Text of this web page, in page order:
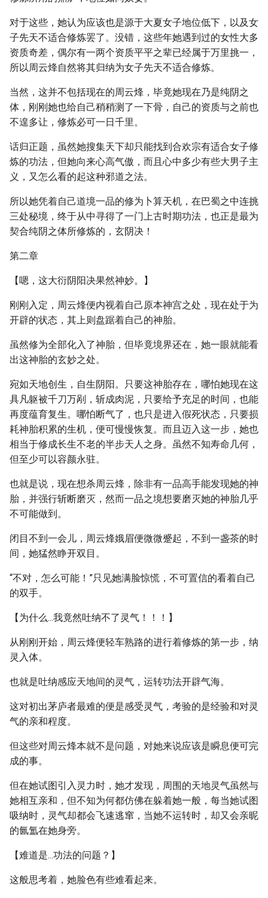
对于这些，她认为应该也是源于大夏女子地位低下，以及女
子先天不适合修炼罢了。没错，这些年她遇到过的女性大多
资质奇差，偶尔有一两个资质平平之辈已经属于万里挑一，
所以周云烽自然将其归纳为女子先天不适合修炼。
当然，这并不包括现在的周云烽，毕竟她现在乃是纯阴之
体，刚刚她也给自己稍稍测了一下骨，自己的资质与之前也
不遑多让，修炼必可一日千里。
话归正题，虽然她搜集天下却只能找到合欢宗有适合女子修
炼的功法，但她向来心高气傲，而且心中多少有些大男子主
义，又怎么看的起这种邪道之法。
所以她凭着自己道境一品的修为卜算天机，在巴蜀之中连挑
三处秘境，终于从中寻得了一门上古时期功法，也正是最为
契合纯阴之体所修炼的，玄阴决！
第二章
【嗯，这大衍阴阳决果然神妙。】
刚刚入定，周云烽便内视着自己原本神宫之处，现在处于为
开辟的状态，其上则盘踞着自己的神胎。
虽然修为全部化入了神胎，但毕竟境界还在，她一眼就能看
出这神胎的玄妙之处。
宛如天地创生，自生阴阳。只要这神胎存在，哪怕她现在这
具凡躯被千刀万剐，斩成肉泥，只要给予充足的时间，也能
再度蕴育复生。哪怕断气了，也只是进入假死状态，只要损
耗神胎积累的生机，便可慢慢恢复。而且迈入这一步，她也
相当于修成长生不老的半步天人之身。虽然不知寿命几何，
但至少可以容颜永驻。
也就是说，现在想杀周云烽，除非有一品高手能发现她的神
胎，并强行斩断磨灭，然而一品之境想要磨灭她的神胎几乎
不可能做到。
闭目不到一会儿，周云烽娥眉便微微蹙起，不到一盏茶的时
间，她猛然睁开双目。
“不对，怎么可能！”只见她满脸惊慌，不可置信的看着自己
的双手。
【为什么...我竟然吐纳不了灵气！！！】
从刚刚开始，周云烽便轻车熟路的进行着修炼的第一步，纳
灵入体。
也就是吐纳感应天地间的灵气，运转功法开辟气海。
这对初出茅庐者最难的便是感受灵气，考验的是经验和对灵
气的亲和程度。
但这些对周云烽本就不是问题，对她来说应该是瞬息便可完
成的事。
但在她试图引入灵力时，她才发现，周围的天地灵气虽然与
她相互亲和，但不知为何都仿佛在躲着她一般，每当她试图
吸纳时，灵气却都会飞速逃窜，当她不运转时，却又会亲昵
的氤氲在她身旁。
【难道是...功法的问题？】
这般思考着，她脸色有些难看起来。